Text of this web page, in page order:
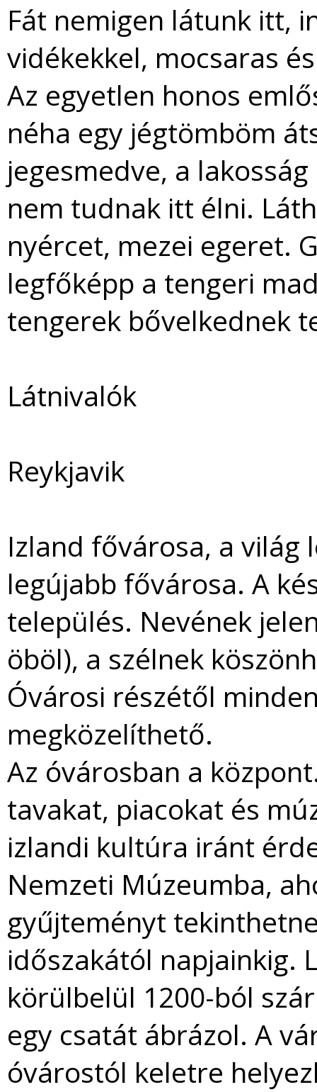
Fát nemigen látunk itt,
vidékekkel, mocsaras
Az egyetlen honos
néha egy jégtömböm
jegesmedve, a
nem tudnak itt élni.
nyércet, mezei egeret.
legfőképp a tengeri
tengerek bővelkednek
Látnivalók
Reykjavik
Izland fővárosa, a világ
legújabb fővárosa. A
település. Nevének
öböl), a szélnek
Óvárosi részétől
megközelíthető.
Az óvárosban a
tavakat, piacokat és
izlandi kultúra iránt
Nemzeti Múzeumba,
gyűjteményt
időszakától napjainkig.
körülbelül 1200-ból
egy csatát ábrázol. A
óvárostól keletre